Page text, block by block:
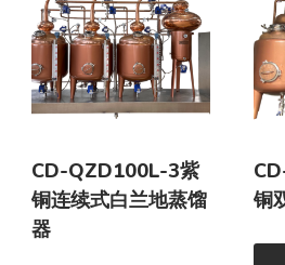
CD-QZD100L-3紫
铜连续式白兰地蒸馏
器
铜